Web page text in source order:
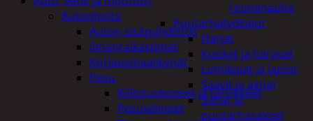
reunanauha
Puutarhatyökalut
Harjat
Kuokat ja haravat
Lumikolat ja lapiot
Saavit ja astiat
Sahat ja
puutarhasakset
Autonhoito
Auton sisäpuhdistus
ilmanraikastimet
Korjausmaalikynät
Pesu
Kiillotuskoneet ja tarvikkeet
Pesuvälineet